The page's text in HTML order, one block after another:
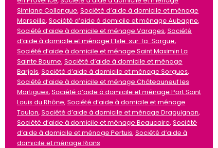
Simiane Collongue, Société d’aide à domicile et ménage
Marseille, Société d’aide à domicile et ménage Aubagne,
Société d’aide à domicile et ménage Varages, Société
d’aide à domicile et ménage L’Isle-sur-la-Sorgue,
Société d’aide à domicile et ménage Saint Maximin La
Sainte Baume, Société d’aide à domicile et ménage
Barjols, Société d’aide à domicile et ménage Sorgues,
Société d’aide à domicile et ménage Châteauneuf les
Martigues, Société d’aide à domicile et ménage Port Saint
Louis du Rhône, Société d’aide à domicile et ménage
Toulon, Société d’aide à domicile et ménage Draguignan,
Société d’aide à domicile et ménage Beaucaire, Société
d’aide à domicile et ménage Pertuis, Société d’aide à
domicile et ménage Rians